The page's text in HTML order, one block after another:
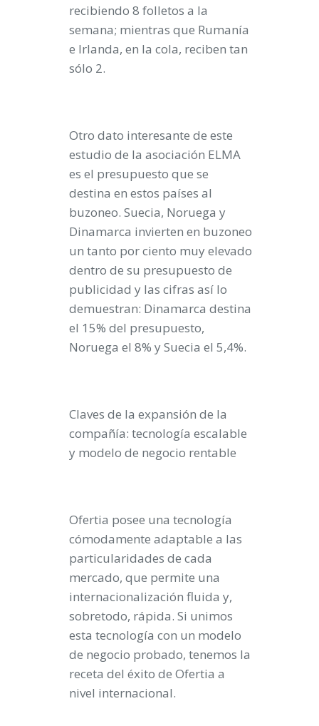
recibiendo 8 folletos a la
semana; mientras que Rumanía
e Irlanda, en la cola, reciben tan
sólo 2.
Otro dato interesante de este
estudio de la asociación ELMA
es el presupuesto que se
destina en estos países al
buzoneo. Suecia, Noruega y
Dinamarca invierten en buzoneo
un tanto por ciento muy elevado
dentro de su presupuesto de
publicidad y las cifras así lo
demuestran: Dinamarca destina
el 15% del presupuesto,
Noruega el 8% y Suecia el 5,4%.
Claves de la expansión de la
compañía: tecnología escalable
y modelo de negocio rentable
Ofertia posee una tecnología
cómodamente adaptable a las
particularidades de cada
mercado, que permite una
internacionalización fluida y,
sobretodo, rápida. Si unimos
esta tecnología con un modelo
de negocio probado, tenemos la
receta del éxito de Ofertia a
nivel internacional.